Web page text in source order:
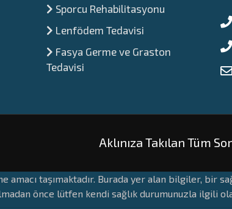
Sporcu Rehabilitasyonu
Lenfödem Tedavisi
Fasya Germe ve Graston
Tedavisi
Aklınıza Takılan Tüm
amacı taşımaktadır. Burada yer alan bilgiler, bir
önce lütfen kendi sağlık durumunuzla ilgili